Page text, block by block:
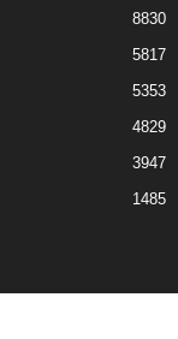
8830
5817
5353
4829
3947
1485